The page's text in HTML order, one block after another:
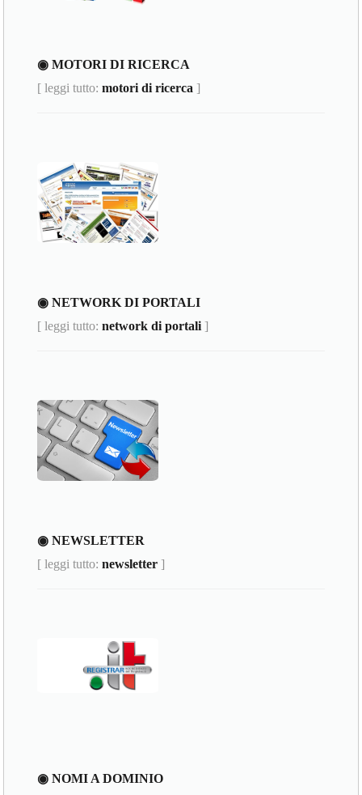
◉ MOTORI DI RICERCA
[ leggi tutto:motori di ricerca ]
◉ NETWORK DI PORTALI
[ leggi tutto:network di portali ]
◉ NEWSLETTER
[ leggi tutto:newsletter ]
◉ NOMI A DOMINIO